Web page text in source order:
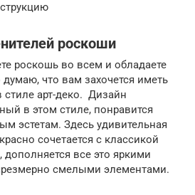
роскоши
роскошь во всем и обладаете
что вам захочется иметь
арт-деко. Дизайн
в этом стиле, понравится
эстетам. Здесь удивительная
сочетается с классикой
дополняется все это яркими
смелыми элементами.